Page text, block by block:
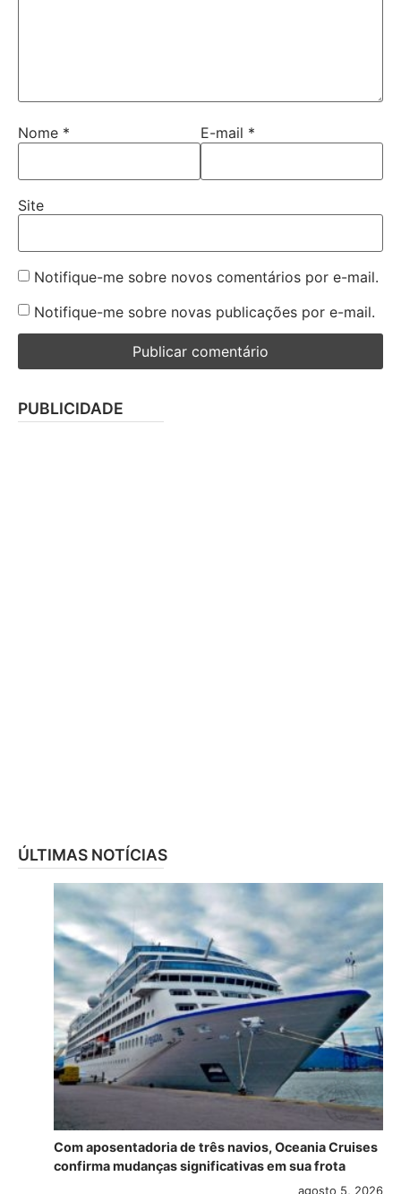
Nome * E-mail *
Site
Notifique-me sobre novos comentários por e-mail.
Notifique-me sobre novas publicações por e-mail.
PUBLICIDADE
ÚLTIMAS NOTÍCIAS
Com aposentadoria de três navios, Oceania Cruises
confirma mudanças significativas em sua frota
agosto 5, 2026